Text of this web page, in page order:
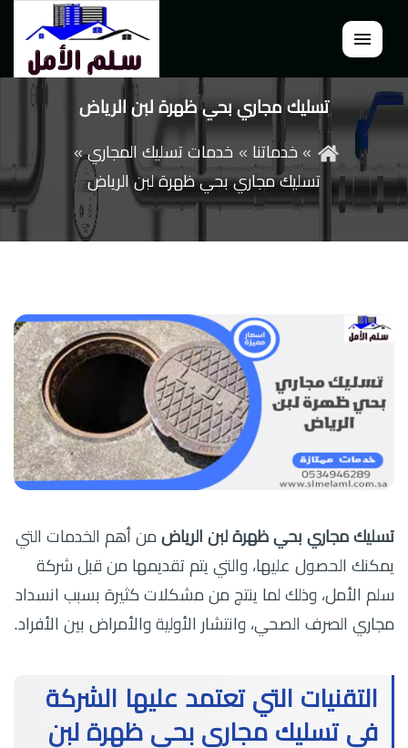
القائمة
تسليك مجاري بحي ظهرة لبن الرياض
خدماتنا
خدمات تسليك المجاري
تسليك مجاري بحي ظهرة لبن الرياض
تسليك مجاري بحي ظهرة لبن الرياض من أهم الخدمات التي
يمكنك الحصول عليها، والتي يتم تقديمها من قبل شركة
سلم الأمل، وذلك لما ينتج من مشكلات كثيرة بسبب انسداد
مجاري الصرف الصحي، وانتشار الأولية والأمراض بين الأفراد.
التقنيات التي تعتمد عليها الشركة
في تسليك مجاري بحي ظهرة لبن